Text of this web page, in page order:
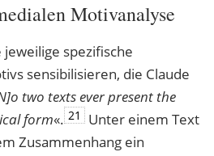
Motivanalyse
spezifische
sensibilisieren, die Claude
two texts ever present the
form«. 21
Unter einem Text
Zusammenhang ein